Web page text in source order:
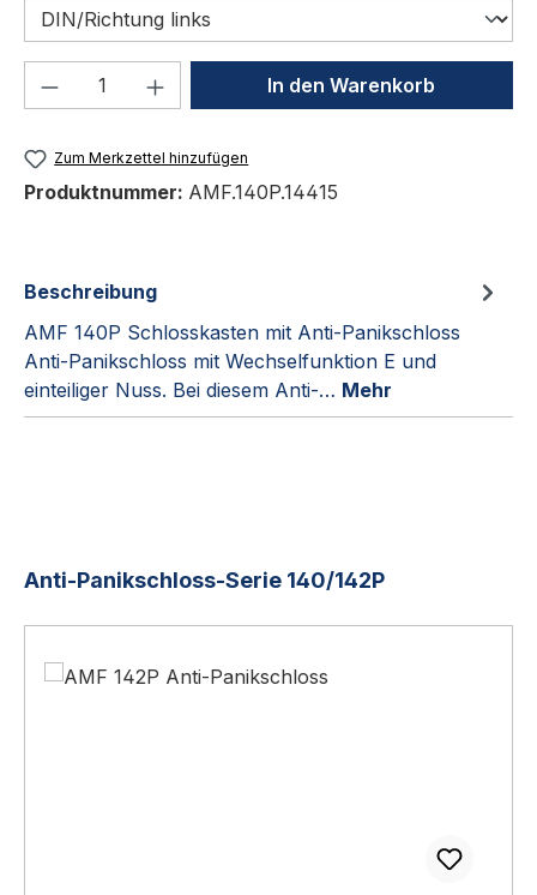
Produkt Anzahl: Gib denIn den Warenkorb
Zum Merkzettel hinzufügen
Produktnummer: AMF.140P.14415
Beschreibung
AMF 140P Schlosskasten mit Anti-Panikschloss
Anti-Panikschloss mit Wechselfunktion E und
einteiliger Nuss. Bei diesem Anti-… Mehr
Produktgalerie überspringen
Anti-Panikschloss-Serie 140/142P